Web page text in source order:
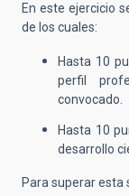
En este ejercicio
de los cuales:
Hasta 10
perfil
convocado.
Hasta 10
desarrollo
Para superar esta